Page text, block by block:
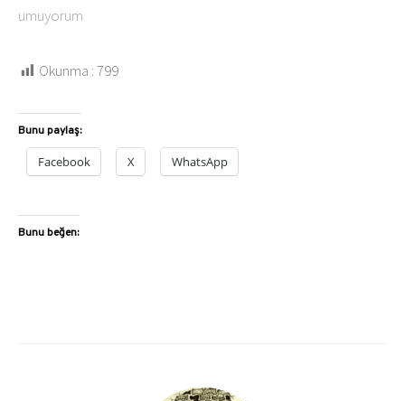
umuyorum
Okunma :799
Bunu paylaş:
Facebook X WhatsApp
Bunu beğen: